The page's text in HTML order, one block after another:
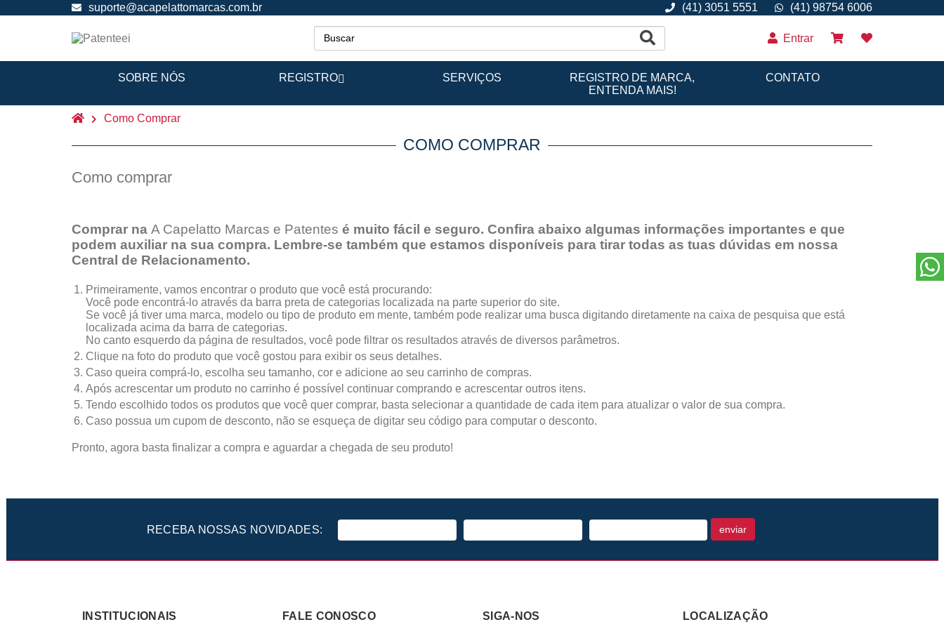
suporte@acapelattomarcas.com.br (41) 3051 5551 (41) 98754 6006
Entrar
SOBRE NÓS REGISTRO SERVIÇOS
REGISTRO DE MARCA,
ENTENDA MAIS!
CONTATO
Como Comprar
COMO COMPRAR
Como comprar
Comprar na A Capelatto Marcas e Patentes é muito fácil e seguro. Confira abaixo algumas informações importantes e que
podem auxiliar na sua compra. Lembre-se também que estamos disponíveis para tirar todas as tuas dúvidas em nossa
Central de Relacionamento.
Primeiramente, vamos encontrar o produto que você está procurando:
Você pode encontrá-lo através da barra preta de categorias localizada na parte superior do site.
Se você já tiver uma marca, modelo ou tipo de produto em mente, também pode realizar uma busca digitando diretamente na caixa de pesquisa que está
localizada acima da barra de categorias.
No canto esquerdo da página de resultados, você pode filtrar os resultados através de diversos parâmetros.
Clique na foto do produto que você gostou para exibir os seus detalhes.
Caso queira comprá-lo, escolha seu tamanho, cor e adicione ao seu carrinho de compras.
Após acrescentar um produto no carrinho é possível continuar comprando e acrescentar outros itens.
Tendo escolhido todos os produtos que você quer comprar, basta selecionar a quantidade de cada item para atualizar o valor de sua compra.
Caso possua um cupom de desconto, não se esqueça de digitar seu código para computar o desconto.
Pronto, agora basta finalizar a compra e aguardar a chegada de seu produto!
RECEBA NOSSAS NOVIDADES: enviar
INSTITUCIONAIS FALE CONOSCO SIGA-NOS LOCALIZAÇÃO